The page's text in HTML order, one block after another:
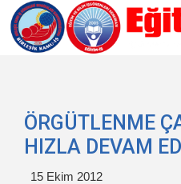
ÖRGÜTLENME
HIZLA DEVAM
15 Ekim 2012